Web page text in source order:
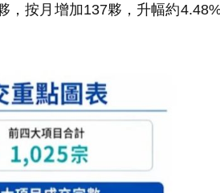
按月增加137夥，升幅約